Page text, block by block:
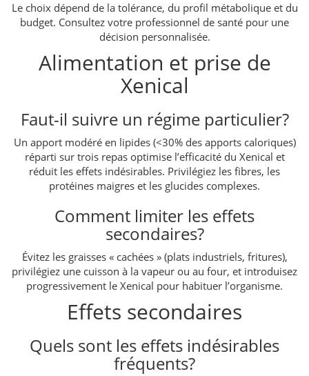
Le choix dépend de la tolérance, du profil métabolique et du
budget. Consultez votre professionnel de santé pour une
décision personnalisée.
Alimentation et prise de
Xenical
Faut-il suivre un régime particulier?
Un apport modéré en lipides (<30% des apports caloriques)
réparti sur trois repas optimise l’efficacité du Xenical et
réduit les effets indésirables. Privilégiez les fibres, les
protéines maigres et les glucides complexes.
Comment limiter les effets
secondaires?
Évitez les graisses « cachées » (plats industriels, fritures),
privilégiez une cuisson à la vapeur ou au four, et introduisez
progressivement le Xenical pour habituer l’organisme.
Effets secondaires
Quels sont les effets indésirables
fréquents?